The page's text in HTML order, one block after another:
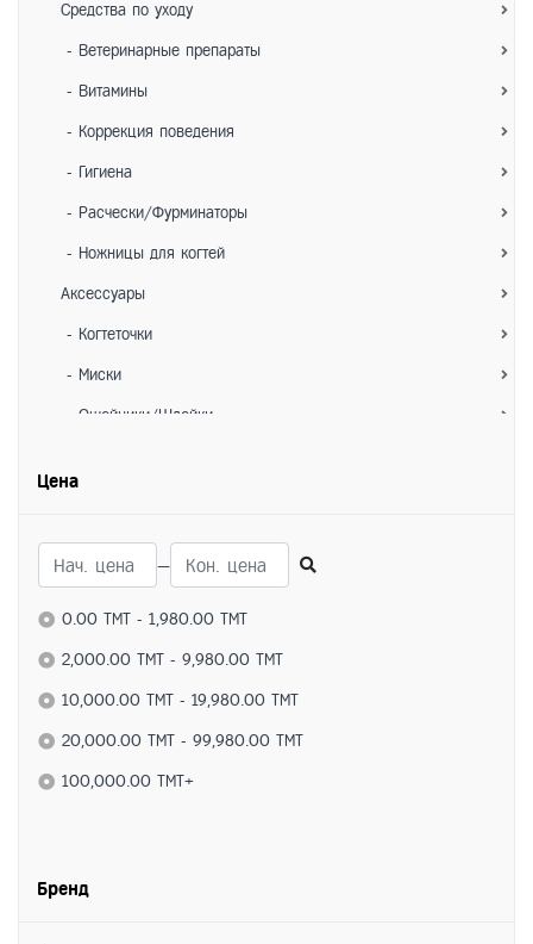
Средства по уходу
- Ветеринарные препараты
- Витамины
- Коррекция поведения
- Гигиена
- Расчески/Фурминаторы
- Ножницы для когтей
Аксессуары
- Когтеточки
- Миски
- Ошейники/Шлейки
Для собак
Питание
- Сухие корма
- Влажные корма
- Лакомства
Средства по уходу
- Коррекция поведения
Цена
—
0.00 TMT - 1,980.00 TMT
2,000.00 TMT - 9,980.00 TMT
10,000.00 TMT - 19,980.00 TMT
20,000.00 TMT - 99,980.00 TMT
100,000.00 TMT+
Бренд